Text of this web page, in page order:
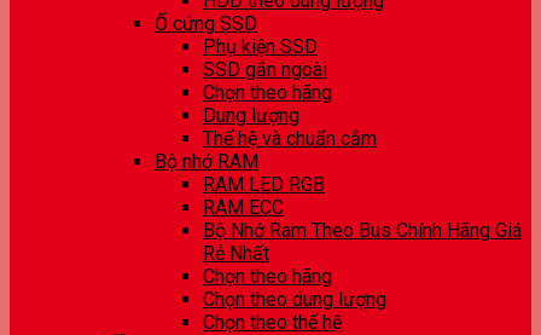
Ổ cứng SSD
Phụ kiện SSD
SSD gắn ngoài
Chọn theo hãng
Dung lượng
Thế hệ và chuẩn cắm
Bộ nhớ RAM
RAM LED RGB
RAM ECC
Bộ Nhớ Ram Theo Bus Chính Hãng Giá
Rẻ Nhất
Chọn theo hãng
Chọn theo dung lượng
Chọn theo thế hệ